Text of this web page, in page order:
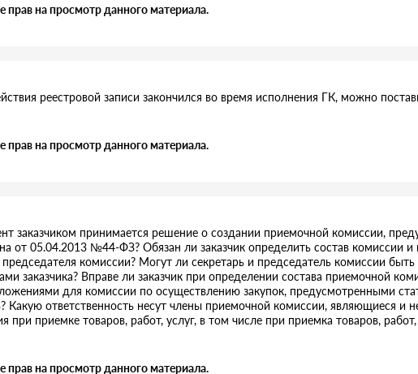
прав на просмотр данного материала.
реестровой записи закончился во время исполнения ГК, можно
прав на просмотр данного материала.
заказчиком принимается решение о создании приемочной комиссии,
от 05.04.2013 №44-ФЗ? Обязан ли заказчик определить состав комиссии
председателя комиссии? Могут ли секретарь и председатель комиссии быть
заказчика? Вправе ли заказчик при определении состава приемочной
для комиссии по осуществлению закупок, предусмотренными
ответственность несут члены приемочной комиссии, являющиеся и
при приемке товаров, работ, услуг, в том числе при приемка товаров,
прав на просмотр данного материала.